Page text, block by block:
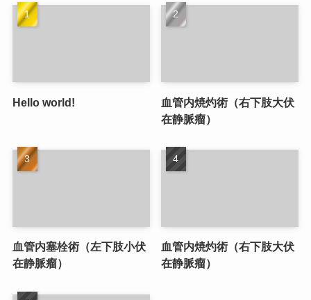
Hello world!
血管内焼灼術（右下肢大伏
在静脈瘤）
血管内塞栓術（左下肢小伏
在静脈瘤）
血管内焼灼術（右下肢大伏
在静脈瘤）